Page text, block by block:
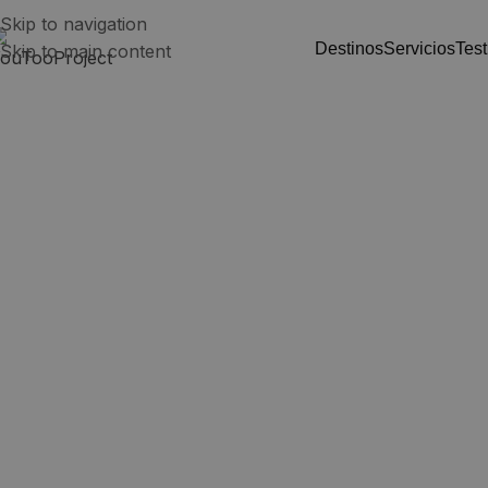
Skip to navigation
Skip to main content
destinos servicios